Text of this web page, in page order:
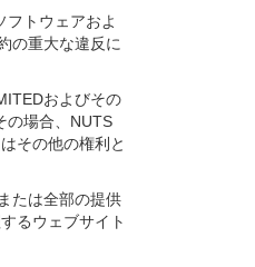
トウェアおよ
の重大な違反に
およびその
の場合、NUTS
その他の権利と
たは全部の提供
るウェブサイト